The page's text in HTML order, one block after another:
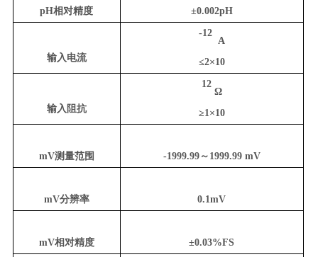
pH相对精度 ±0.002pH
输入电流
-12
A
≤2×10
输入阻抗
12
Ω
≥1×10
mV测量范围 -1999.99～1999.99 mV
mV分辨率 0.1mV
mV相对精度 ±0.03%FS